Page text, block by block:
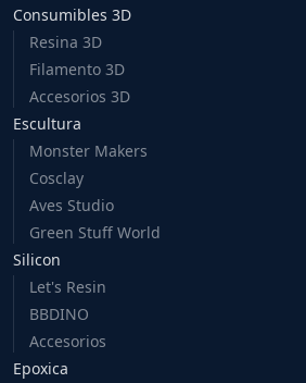
Consumibles 3D
Resina 3D
Filamento 3D
Accesorios 3D
Escultura
Monster Makers
Cosclay
Aves Studio
Green Stuff World
Silicon
Let's Resin
BBDINO
Accesorios
Epoxica